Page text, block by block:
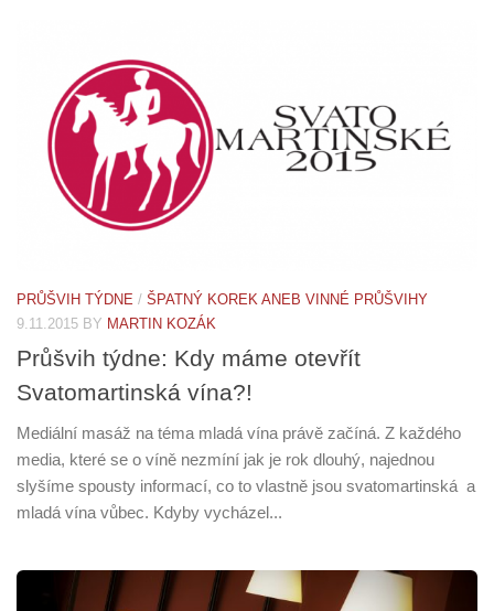
PRŮŠVIH TÝDNE / ŠPATNÝ KOREK ANEB VINNÉ PRŮŠVIHY
9.11.2015 BY MARTIN KOZÁK
Průšvih týdne: Kdy máme otevřít
Svatomartinská vína?!
Mediální masáž na téma mladá vína právě začíná. Z každého
media, které se o víně nezmíní jak je rok dlouhý, najednou
slyšíme spousty informací, co to vlastně jsou svatomartinská a
mladá vína vůbec. Kdyby vycházel...